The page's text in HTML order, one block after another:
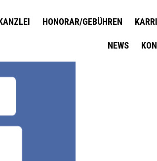
HONORAR/GEBÜHREN
NEWS